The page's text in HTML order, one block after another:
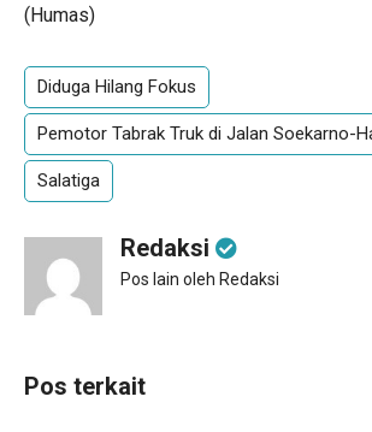
(Humas)
Diduga Hilang Fokus
Pemotor Tabrak Truk di Jalan Soekarno-
Salatiga
Redaksi
Pos lain oleh Redaksi
Pos terkait